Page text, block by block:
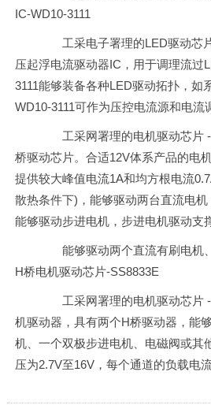
IC-WD10-3111
工采电子署理的LED驱动芯片
压起浮电流驱动器IC，用于调理流过
3111能够装备各种LED驱动拓扑，如
WD10-3111可作为压控电流源和电流
工采网署理的电机驱动芯片 -
桥驱动芯片。合适12V体系产品的电
提供较大峰值电流1A和均方根电流
散热条件下)，能够驱动两台直流电
能够驱动步进电机，步进电机驱动支
能够驱动两个直流有刷电机
H桥电机驱动芯片-SS8833E
工采网署理的电机驱动芯片 -
机驱动器，具有两个H桥驱动器，能
机、一个双极步进电机、电磁阀或其
压为2.7V至16V，每个通道的负载电